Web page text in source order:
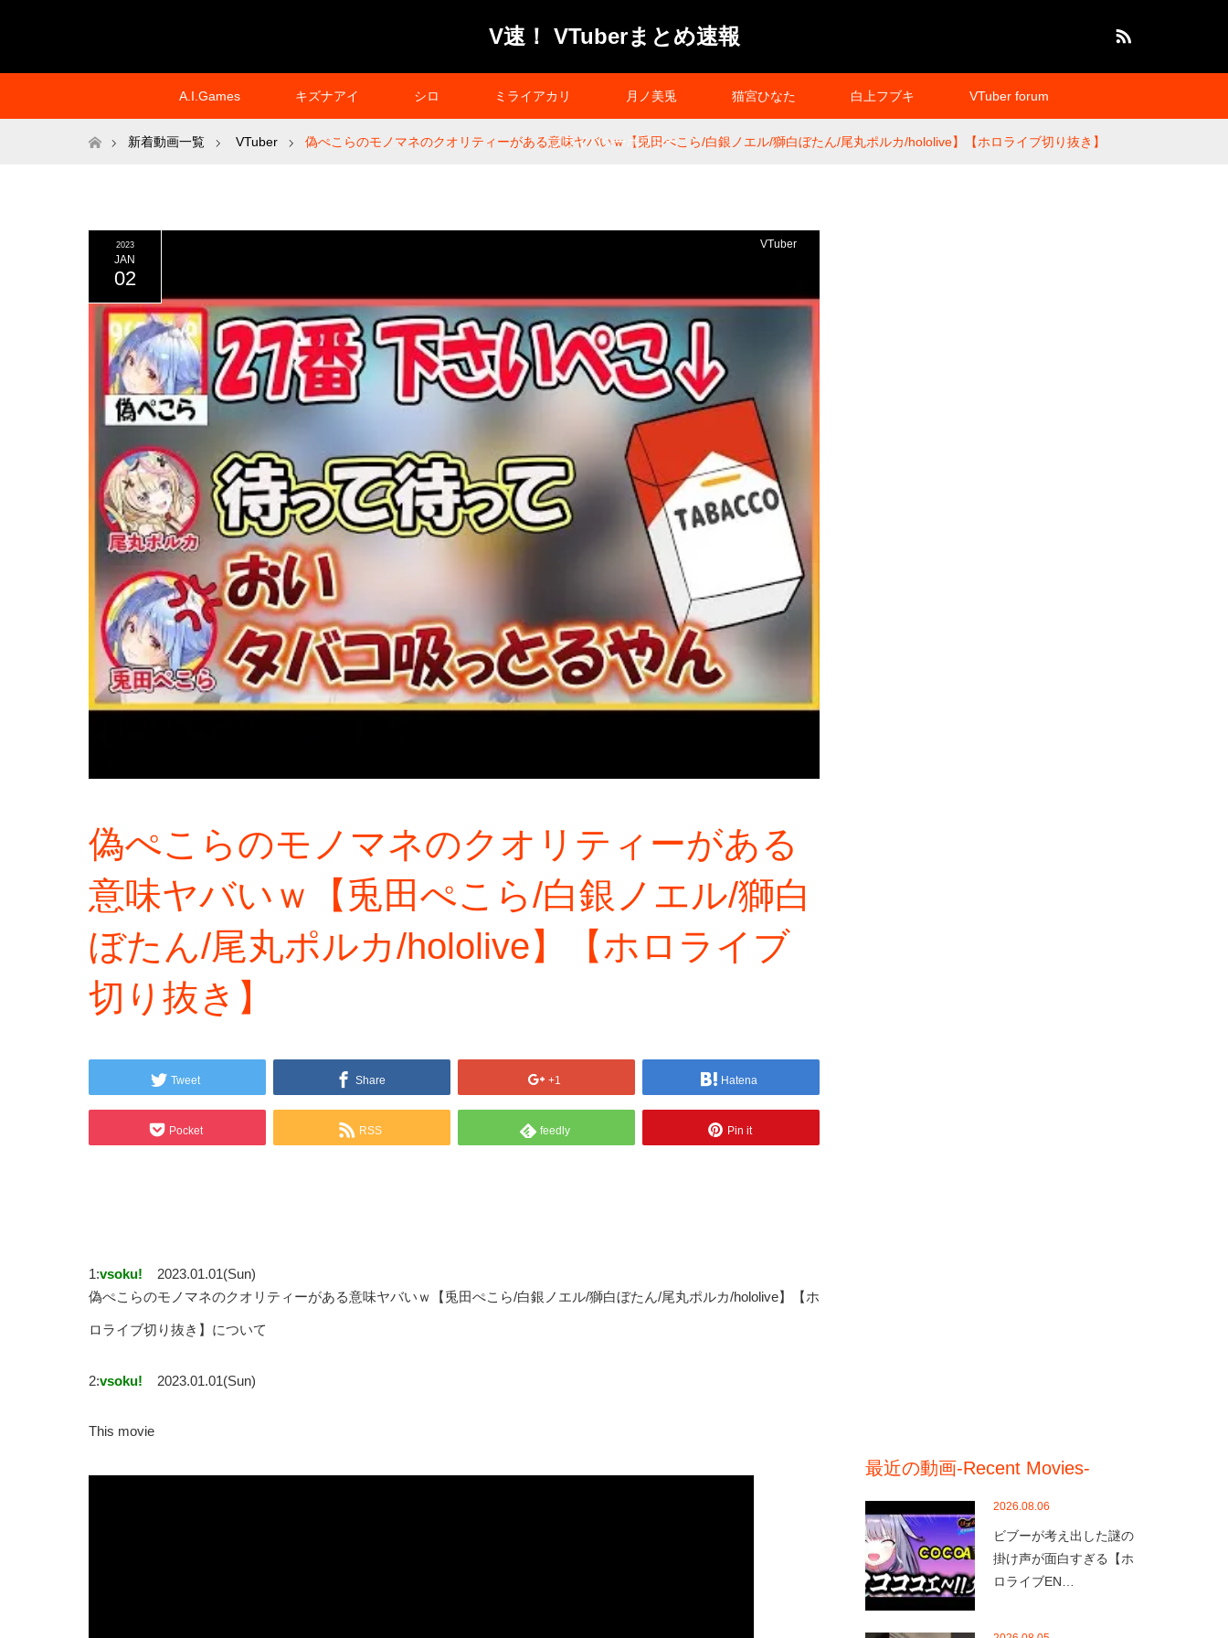
V速！ VTuberまとめ速報
A.I.Games キズナアイ シロ ミライアカリ 月ノ美兎 猫宮ひなた 白上フブキ VTuber forum
プライバシーポリシー
ホーム新着動画一覧 VTuber 偽ぺこらのモノマネのクオリティーがある意味ヤバいｗ【兎田ぺこら/白銀ノエル/獅白ぼたん/尾丸ポルカ/hololive】【ホロライブ切り抜き】
2023
JAN
02
VTuber
偽ぺこらのモノマネのクオリティーがある
意味ヤバいｗ【兎田ぺこら/白銀ノエル/獅白
ぼたん/尾丸ポルカ/hololive】【ホロライブ
切り抜き】
Tweet Share +1 Hatena
Pocket RSS feedly Pin it
1:vsoku!
2023.01.01(Sun)
偽ぺこらのモノマネのクオリティーがある意味ヤバいｗ【兎田ぺこら/白銀ノエル/獅白ぼたん/尾丸ポルカ/hololive】【ホ
ロライブ切り抜き】について
2:vsoku! 2023.01.01(Sun)
This movie
最近の動画-Recent Movies-
2026.08.06
ビブーが考え出した謎の
掛け声が面白すぎる【ホ
ロライブEN…